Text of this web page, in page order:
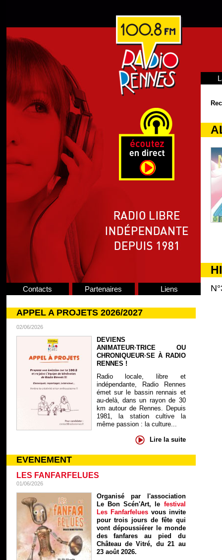
Contacts Partenaires Liens
APPEL A PROJETS 2026/2027
02/06/2026
DEVIENS
ANIMATEUR·TRICE OU
CHRONIQUEUR·SE À RADIO
RENNES !
Radio locale, libre et
indépendante, Radio Rennes
émet sur le bassin rennais et
au-delà, dans un rayon de 30
km autour de Rennes. Depuis
1981, la station cultive la
même passion : la culture...
Lire la suite
EVENEMENT
LES FANFARFELUES
01/06/2026
Organisé par l'association
Le Bon Scén'Art, le festival
Les Fanfarfelues vous invite
pour trois jours de fête qui
vont dépoussiérer le monde
des fanfares au pied du
Château de Vitré, du 21 au
23 août 2026.